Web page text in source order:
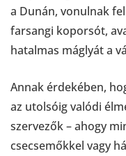
a Dunán, vonulnak
farsangi koporsót,
hatalmas máglyát a
Annak érdekében,
az utolsóig valódi
szervezők – ahogy
csecsemőkkel vagy